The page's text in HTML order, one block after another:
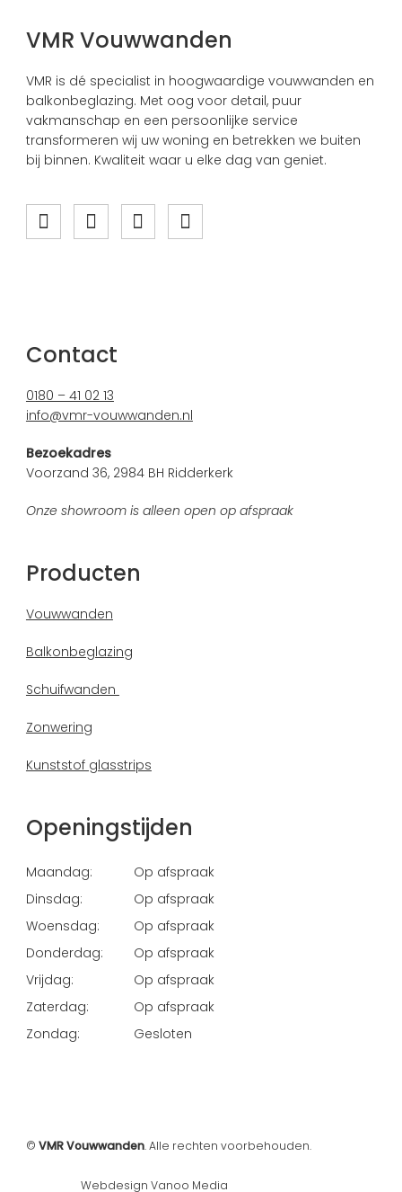
VMR Vouwwanden
VMR is dé specialist in hoogwaardige vouwwanden en
balkonbeglazing. Met oog voor detail, puur
vakmanschap en een persoonlijke service
transformeren wij uw woning en betrekken we buiten
bij binnen. Kwaliteit waar u elke dag van geniet.
Contact
0180 – 41 02 13
info@vmr-vouwwanden.nl
Bezoekadres
Voorzand 36, 2984 BH Ridderkerk
Onze showroom is alleen open op afspraak
Producten
Vouwwanden
Balkonbeglazing
Schuifwanden
Zonwering
Kunststof glasstrips
Openingstijden
Maandag:
Op afspraak
Dinsdag:
Op afspraak
Woensdag:
Op afspraak
Donderdag:
Op afspraak
Vrijdag:
Op afspraak
Zaterdag:
Op afspraak
Zondag:
Gesloten
© VMR Vouwwanden. Alle rechten voorbehouden.
Webdesign Vanoo Media